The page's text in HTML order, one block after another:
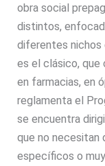
obra social
distintos,
diferentes nichos
es el clásico,
en farmacias, en
reglamenta el
se encuentra
que no necesitan
específicos o